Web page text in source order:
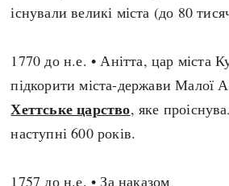
Архітектура і будівництво
Битви і війни
Кримінал
існували великі міста (до 80
1770 до н.е. • Анітта, цар міста
підкорити міста-держави Малої
Хеттське царство, яке
наступні 600 років.
1757 до н.е. • За наказом